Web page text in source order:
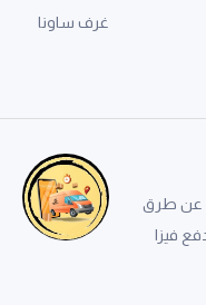
غرف ساونا
عن طرق
فيزا